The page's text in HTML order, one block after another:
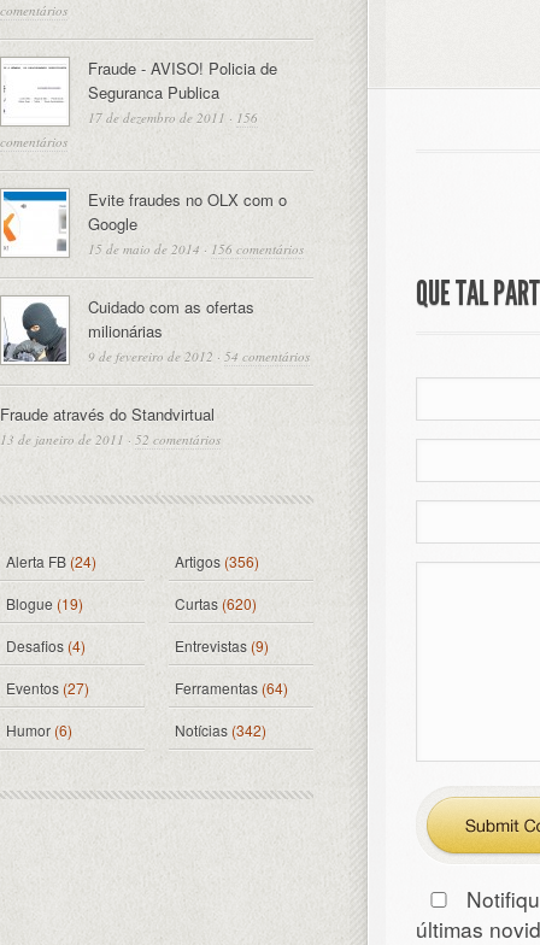
QUE TAL
últimas
comentários
Fraude - AVISO! Policia de
Seguranca Publica
17 de dezembro de 2011 · 156
comentários
Evite fraudes no OLX com o
Google
15 de maio de 2014 · 156 comentários
Cuidado com as ofertas
milionárias
9 de fevereiro de 2012 · 54 comentários
Fraude através do Standvirtual
13 de janeiro de 2011 · 52 comentários
Alerta FB(24) Artigos (356)
Blogue (19) Curtas (620)
Desafios (4) Entrevistas (9)
Eventos(27) Ferramentas(64)
Humor (6) Notícias(342)